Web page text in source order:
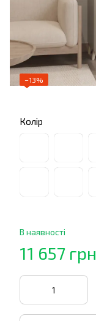
−13%
Колір
В наявності
11 657 грн